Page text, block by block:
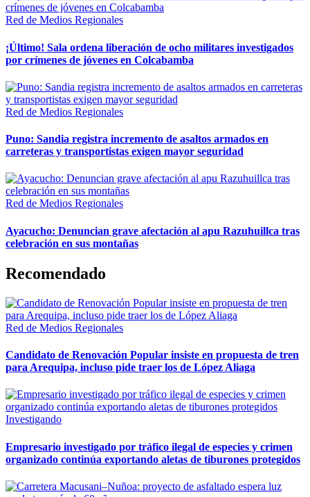
Red de Medios Regionales
¡Último! Sala ordena liberación de ocho militares investigados
por crímenes de jóvenes en Colcabamba
Red de Medios Regionales
Puno: Sandia registra incremento de asaltos armados en
carreteras y transportistas exigen mayor seguridad
Red de Medios Regionales
Ayacucho: Denuncian grave afectación al apu Razuhuillca tras
celebración en sus montañas
Recomendado
Red de Medios Regionales
Candidato de Renovación Popular insiste en propuesta de tren
para Arequipa, incluso pide traer los de López Aliaga
Investigando
Empresario investigado por tráfico ilegal de especies y crimen
organizado continúa exportando aletas de tiburones protegidos